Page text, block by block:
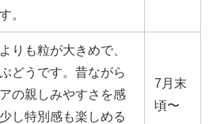
。
りも粒が大きめで、
どうです。昔ながら
の親しみやすさを感
し特別感も楽しめる
7月末
頃〜